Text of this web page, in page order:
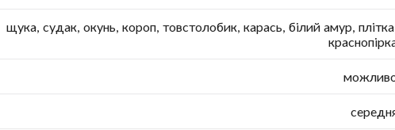
щука, судак, окунь, короп, товстолобик, карась, білий амур,